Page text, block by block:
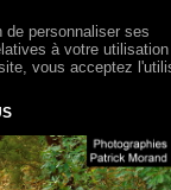
personnaliser ses
à votre
vous acceptez